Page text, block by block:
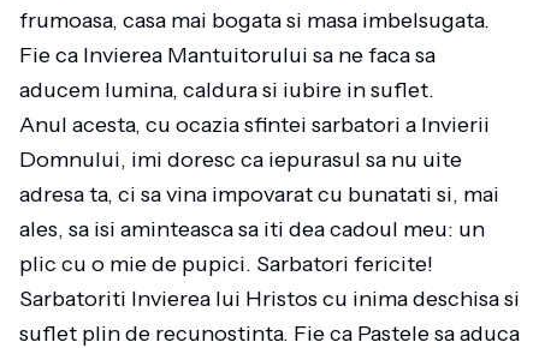
frumoasa, casa mai bogata si masa imbelsugata.
Fie ca Invierea Mantuitorului sa ne faca sa
aducem lumina, caldura si iubire in suflet.
Anul acesta, cu ocazia sfintei sarbatori a Invierii
Domnului, imi doresc ca iepurasul sa nu uite
adresa ta, ci sa vina impovarat cu bunatati si, mai
ales, sa isi aminteasca sa iti dea cadoul meu: un
plic cu o mie de pupici. Sarbatori fericite!
Sarbatoriti Invierea lui Hristos cu inima deschisa si
suflet plin de recunostinta. Fie ca Pastele sa aduca